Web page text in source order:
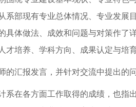
系部现有专业总体情况、专业发展
具体做法、成效和问题与对策作了
才培养、学科方向、成果认定与培
的汇报发言，并针对交流中提出的
系在各方面工作取得的成绩，也指